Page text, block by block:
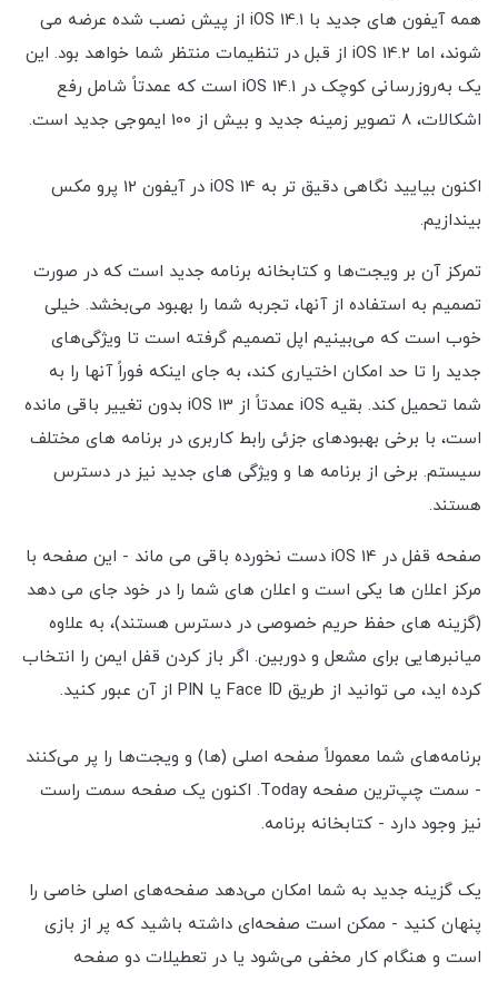
همه آیفون های جدید با iOS 14.1 از پیش نصب شده عرضه می
شوند، اما iOS 14.2 از قبل در تنظیمات منتظر شما خواهد بود. این
یک به‌روزرسانی کوچک در iOS 14.1 است که عمدتاً شامل رفع
اشکالات، 8 تصویر زمینه جدید و بیش از 100 ایموجی جدید است.
اکنون بیایید نگاهی دقیق تر به iOS 14 در آیفون 12 پرو مکس
بیندازیم.
تمرکز آن بر ویجت‌ها و کتابخانه برنامه جدید است که در صورت
تصمیم به استفاده از آنها، تجربه شما را بهبود می‌بخشد. خیلی
خوب است که می‌بینیم اپل تصمیم گرفته است تا ویژگی‌های
جدید را تا حد امکان اختیاری کند، به جای اینکه فوراً آنها را به
شما تحمیل کند. بقیه iOS عمدتاً از iOS 13 بدون تغییر باقی مانده
است، با برخی بهبودهای جزئی رابط کاربری در برنامه های مختلف
سیستم. برخی از برنامه ها و ویژگی های جدید نیز در دسترس
هستند.
صفحه قفل در iOS 14 دست نخورده باقی می ماند - این صفحه با
مرکز اعلان ها یکی است و اعلان های شما را در خود جای می دهد
(گزینه های حفظ حریم خصوصی در دسترس هستند)، به علاوه
میانبرهایی برای مشعل و دوربین. اگر باز کردن قفل ایمن را انتخاب
کرده اید، می توانید از طریق Face ID یا PIN از آن عبور کنید.
برنامه‌های شما معمولاً صفحه اصلی (ها) و ویجت‌ها را پر می‌کنند
- سمت چپ‌ترین صفحه Today. اکنون یک صفحه سمت راست
نیز وجود دارد - کتابخانه برنامه.
یک گزینه جدید به شما امکان می‌دهد صفحه‌های اصلی خاصی را
پنهان کنید - ممکن است صفحه‌ای داشته باشید که پر از بازی
است و هنگام کار مخفی می‌شود یا در تعطیلات دو صفحه